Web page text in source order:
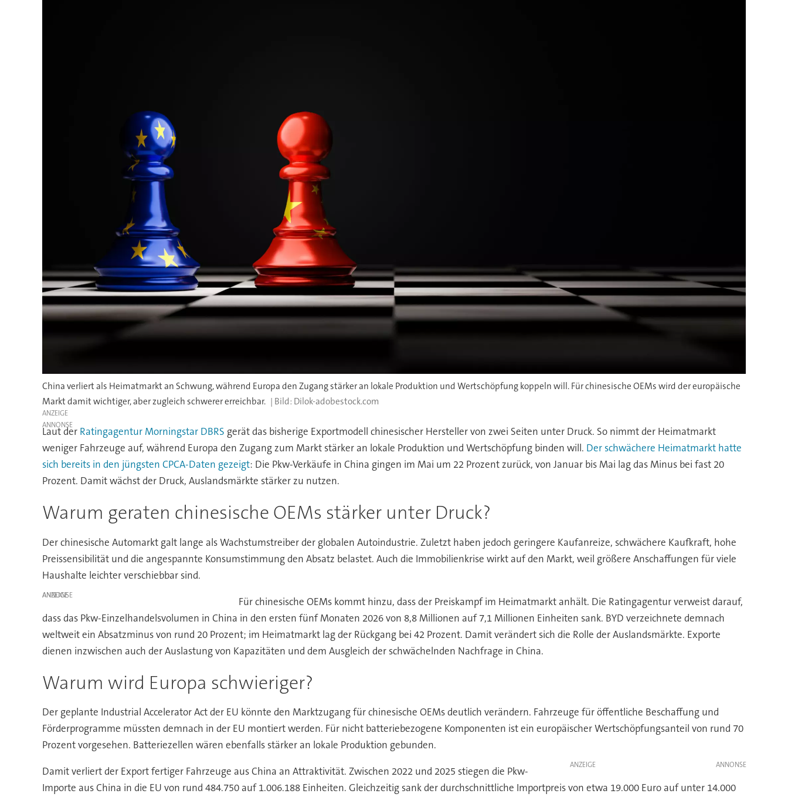
China verliert als Heimatmarkt an Schwung, während Europa den Zugang stärker an lokale Produktion und Wertschöpfung koppeln will. Für chinesische OEMs wird der europäische
Markt damit wichtiger, aber zugleich schwerer erreichbar.
Dilok-adobestock.com
ANZEIGE
Laut der Ratingagentur Morningstar DBRS gerät das bisherige Exportmodell chinesischer Hersteller von zwei Seiten unter Druck. So nimmt der Heimatmarkt
weniger Fahrzeuge auf, während Europa den Zugang zum Markt stärker an lokale Produktion und Wertschöpfung binden will. Der schwächere Heimatmarkt hatte
sich bereits in den jüngsten CPCA-Daten gezeigt: Die Pkw-Verkäufe in China gingen im Mai um 22 Prozent zurück, von Januar bis Mai lag das Minus bei fast 20
Prozent. Damit wächst der Druck, Auslandsmärkte stärker zu nutzen.
Warum geraten chinesische OEMs stärker unter Druck?
Der chinesische Automarkt galt lange als Wachstumstreiber der globalen Autoindustrie. Zuletzt haben jedoch geringere Kaufanreize, schwächere Kaufkraft, hohe
Preissensibilität und die angespannte Konsumstimmung den Absatz belastet. Auch die Immobilienkrise wirkt auf den Markt, weil größere Anschaffungen für viele
Haushalte leichter verschiebbar sind.
ANZEIGE
Für chinesische OEMs kommt hinzu, dass der Preiskampf im Heimatmarkt anhält. Die Ratingagentur verweist darauf,
dass das Pkw-Einzelhandelsvolumen in China in den ersten fünf Monaten 2026 von 8,8 Millionen auf 7,1 Millionen Einheiten sank. BYD verzeichnete demnach
weltweit ein Absatzminus von rund 20 Prozent; im Heimatmarkt lag der Rückgang bei 42 Prozent. Damit verändert sich die Rolle der Auslandsmärkte. Exporte
dienen inzwischen auch der Auslastung von Kapazitäten und dem Ausgleich der schwächelnden Nachfrage in China.
Warum wird Europa schwieriger?
Der geplante Industrial Accelerator Act der EU könnte den Marktzugang für chinesische OEMs deutlich verändern. Fahrzeuge für öffentliche Beschaffung und
Förderprogramme müssten demnach in der EU montiert werden. Für nicht batteriebezogene Komponenten ist ein europäischer Wertschöpfungsanteil von rund 70
Prozent vorgesehen. Batteriezellen wären ebenfalls stärker an lokale Produktion gebunden.
ANZEIGE
Damit verliert der Export fertiger Fahrzeuge aus China an Attraktivität. Zwischen 2022 und 2025 stiegen die Pkw-
Importe aus China in die EU von rund 484.750 auf 1.006.188 Einheiten. Gleichzeitig sank der durchschnittliche Importpreis von etwa 19.000 Euro auf unter 14.000